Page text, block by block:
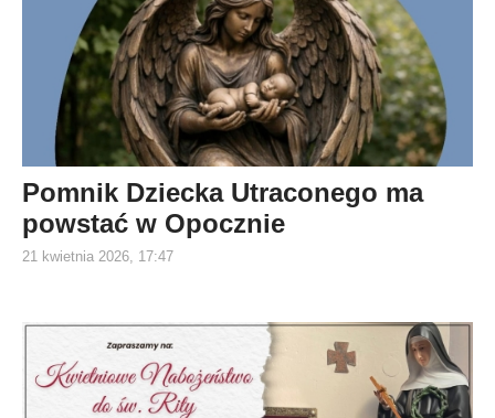
Pomnik Dziecka Utraconego ma
powstać w Opocznie
21 kwietnia 2026, 17:47